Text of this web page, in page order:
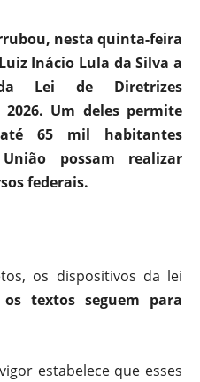
nesta quinta-feira
Inácio Lula da Silva a
Lei de Diretrizes
Um deles permite
65 mil habitantes
possam realizar
federais.
os dispositivos da lei
os textos seguem para
estabelece que esses